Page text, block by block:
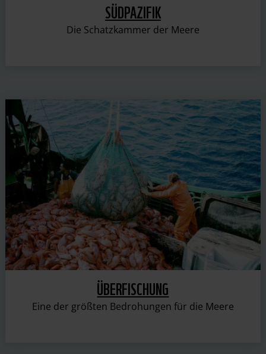
SÜDPAZIFIK
Die Schatzkammer der Meere
ÜBERFISCHUNG
Eine der größten Bedrohungen für die Meere